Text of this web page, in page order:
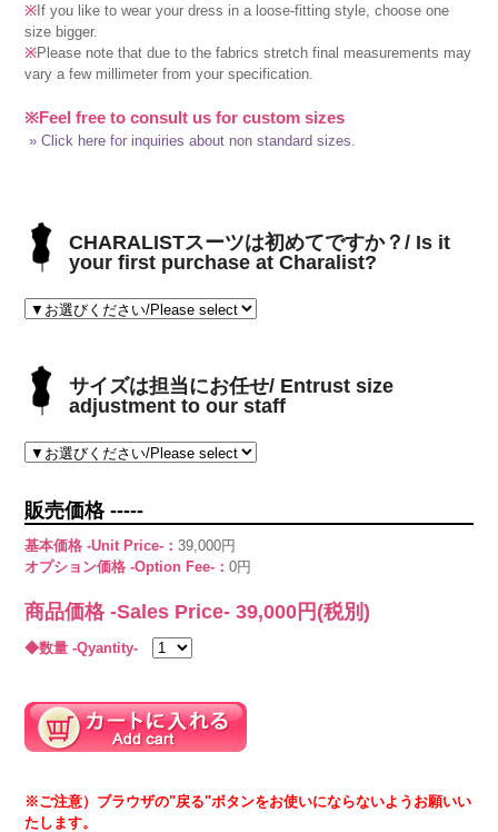
※ If you like to wear your dress in a loose-fitting style, choose one
size bigger.
※Please note that due to the fabrics stretch final measurements may
vary a few millimeter from your specification.
※Feel free to consult us for custom sizes
» Click here for inquiries about non standard sizes.
CHARALISTスーツは初めてですか？/ Is it
your first purchase at Charalist?
サイズは担当にお任せ/ Entrust size
adjustment to our staff
販売価格 -----
基本価格 -Unit Price-：39,000円
オプション価格 -Option Fee-：0円
商品価格 -Sales Price-39,000 円(税別)
◆数量 -Qyantity-
※ご注意）ブラウザの"戻る"ボタンをお使いにならないようお願いい
たします。